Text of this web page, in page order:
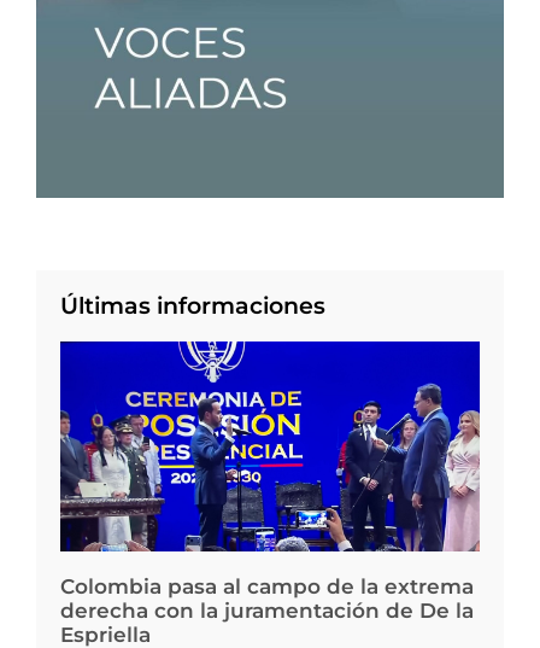
Últimas informaciones
Colombia pasa al campo de la extrema
derecha con la juramentación de De la
Espriella